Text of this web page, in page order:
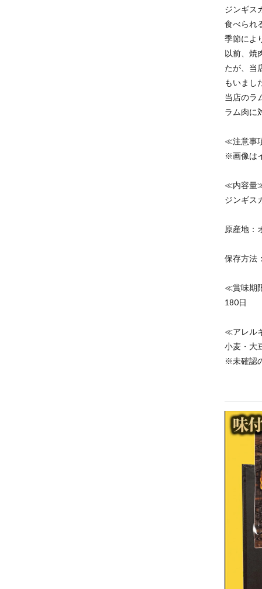
ジンギス
食べられ
季節によ
以前、焼
たが、当
もいまし
当店のラ
ラム肉に
≪注意事
※画像は
≪内容量
ジンギ
原産地：
保存方法
≪賞味期
180日
≪アレル
小麦・大
※未確認